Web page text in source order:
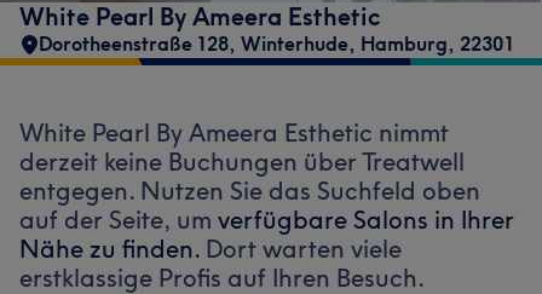
White Pearl By Ameera Esthetic
Dorotheenstraße 128, Winterhude, Hamburg, 22301
White Pearl By Ameera Esthetic nimmt
derzeit keine Buchungen über Treatwell
entgegen. Nutzen Sie das Suchfeld oben
auf der Seite, um verfügbare Salons in Ihrer
Nähe zu finden. Dort warten viele
erstklassige Profis auf Ihren Besuch.